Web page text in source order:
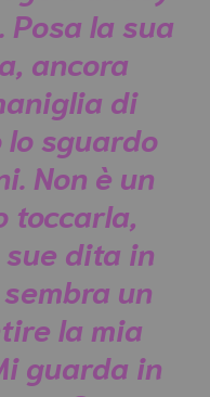
Posa la sua
ancora
di
sguardo
Non è un
toccarla,
dita in
un
la mia
guarda in